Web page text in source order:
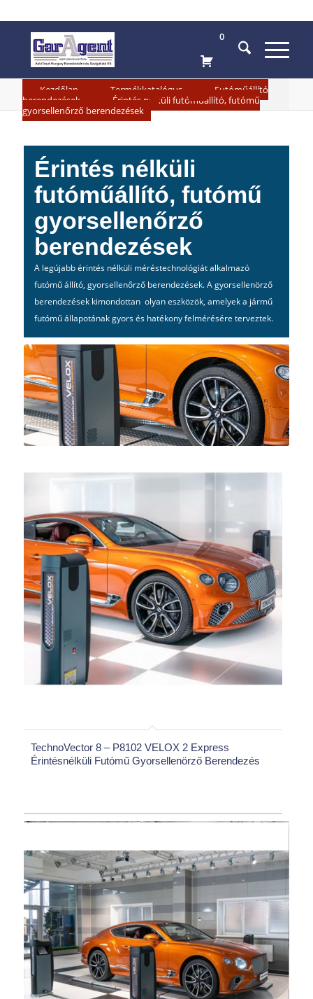
0
Kezdőlap Termékkatalógus
Futóműállító
berendezések
Érintés nélküli futóműállító, futómű
gyorsellenőrző berendezések
Érintés nélküli
futóműállító, futómű
gyorsellenőrző
berendezések
A legújabb érintés nélküli méréstechnológiát alkalmazó
futómű állító, gyorsellenőrző berendezések. A gyorsellenörző
berendezések kimondottan olyan eszközök, amelyek a jármű
futómű állapotának gyors és hatékony felmérésére terveztek.
TechnoVector 8 – P8102 VELOX 2 Express
Érintésnélküli Futómű Gyorsellenörző Berendezés